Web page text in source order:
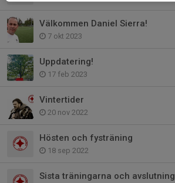
Välkommen Daniel Sierra!
7 okt 2023
Uppdatering!
17 feb 2023
Vintertider
20 nov 2022
Hösten och fysträning
18 sep 2022
Sista träningarna och avslutning